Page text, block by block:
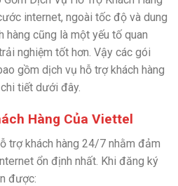
internet, ngoài tốc độ và dung
hàng cũng là một yếu tố quan
nghiệm tốt hơn. Vậy các gói
gồm dịch vụ hỗ trợ khách hàng
tiết dưới đây.
Hàng Của Viettel
trợ khách hàng 24/7 nhằm đảm
ổn định nhất. Khi đăng ký
được: